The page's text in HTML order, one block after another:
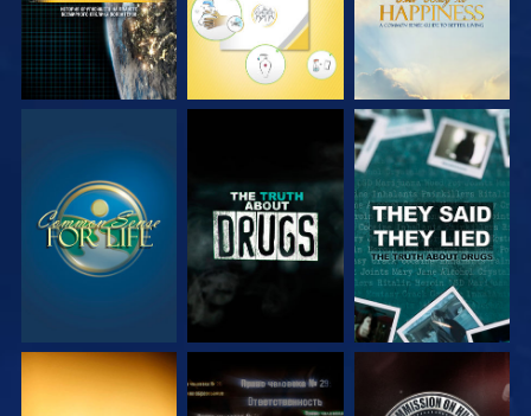
СМОТРЕТЬ СМОТРЕТЬ СМОТРЕТЬ